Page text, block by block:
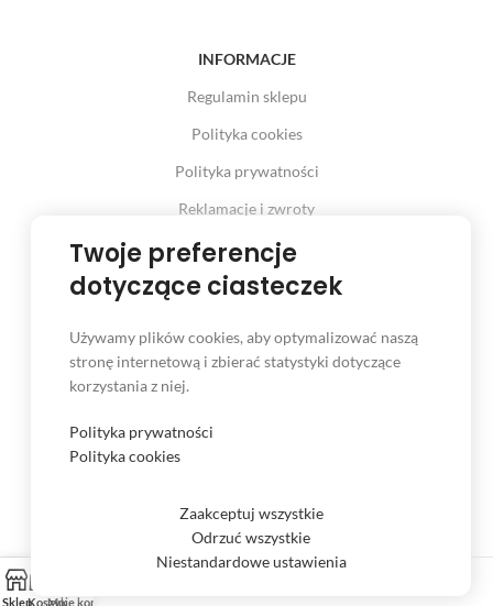
INFORMACJE
Regulamin sklepu
Polityka cookies
Polityka prywatności
Reklamacje i zwroty
Prawo odstąpienia od umowy
INFORMACJE
Czas i koszt dostawy
Formy płatności
SklepKoszykMoje konto
Twoje preferencje
dotyczące ciasteczek
Używamy plików cookies, aby optymalizować naszą
stronę internetową i zbierać statystyki dotyczące
korzystania z niej.
Polityka prywatności
Polityka cookies
Zaakceptuj wszystkie
Odrzuć wszystkie
Niestandardowe ustawienia